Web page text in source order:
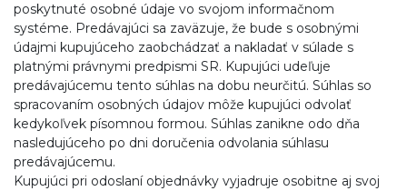
poskytnuté osobné údaje vo svojom informačnom
systéme. Predávajúci sa zaväzuje, že bude s osobnými
údajmi kupujúceho zaobchádzať a nakladať v súlade s
platnými právnymi predpismi SR. Kupujúci udeľuje
predávajúcemu tento súhlas na dobu neurčitú. Súhlas so
spracovaním osobných údajov môže kupujúci odvolať
kedykoľvek písomnou formou. Súhlas zanikne odo dňa
nasledujúceho po dni doručenia odvolania súhlasu
predávajúcemu.
Kupujúci pri odoslaní objednávky vyjadruje osobitne aj svoj